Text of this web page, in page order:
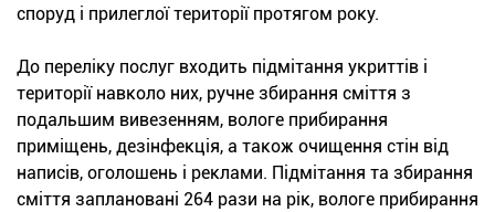
споруд і прилеглої території протягом року.
До переліку послуг входить підмітання укриттів і
території навколо них, ручне збирання сміття з
подальшим вивезенням, вологе прибирання
приміщень, дезінфекція, а також очищення стін від
написів, оголошень і реклами. Підмітання та збирання
сміття заплановані 264 рази на рік, вологе прибирання